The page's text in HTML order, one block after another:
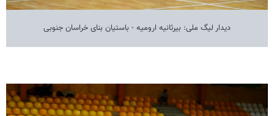
دیدار لیگ ملی: بیرثانیه ارومیه - باستیان بنای خراسان جنوبی